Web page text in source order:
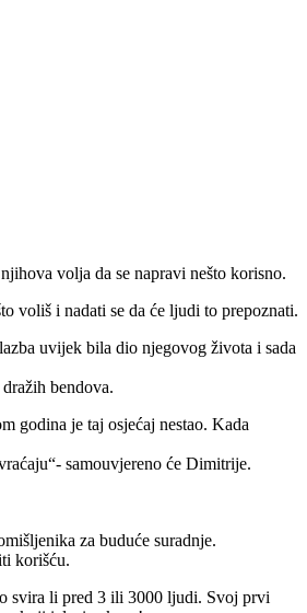
volja da se napravi nešto korisno.
voliš i nadati se da će ljudi to prepoznati.
uvijek bila dio njegovog života i sada
bendova.
godina je taj osjećaj nestao. Kada
samouvjereno će Dimitrije.
za buduće suradnje.
korišću.
svira li pred 3 ili 3000 ljudi. Svoj prvi